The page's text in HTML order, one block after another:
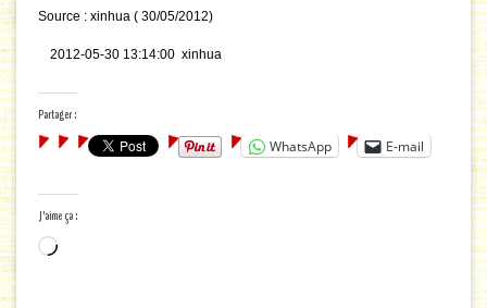
Source : xinhua ( 30/05/2012)
2012-05-30 13:14:00 xinhua
Partager :
WhatsApp E-mail
J’aime ça :
Chargement…